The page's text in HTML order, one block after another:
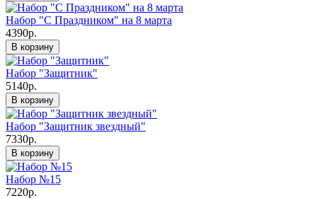
Набор "С Праздником" на 8 марта
4390р.
В корзину
Набор "Защитник"
5140р.
В корзину
Набор "Защитник звездный"
7330р.
В корзину
Набор №15
7220р.